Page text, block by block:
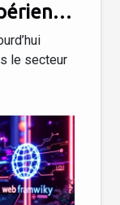
le secteur